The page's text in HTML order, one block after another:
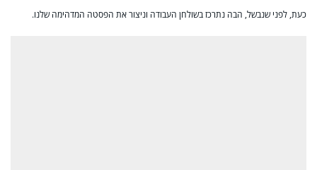
כעת, לפני שנבשל, הבה נתרכז בשולחן העבודה וניצור את הפסטה המדהימה שלנו.